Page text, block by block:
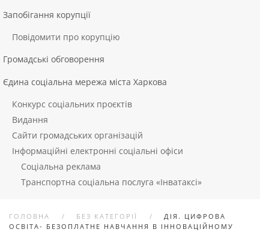
Запобігання корупції
Повідомити про корупцію
Громадські обговорення
Єдина соціальна мережа міста Харкова
Конкурс соціальних проєктів
Видання
Сайти громадських організацій
Інформаційні електронні соціальні офіси
Соціальна реклама
Транспортна соціальна послуга «Інватаксі»
ГОЛОВНА БЕЗ КАТЕГОРІЇ
ДІЯ. ЦИФРОВА
ОСВІТА- БЕЗОПЛАТНЕ НАВЧАННЯ В ІННОВАЦІЙНОМУ